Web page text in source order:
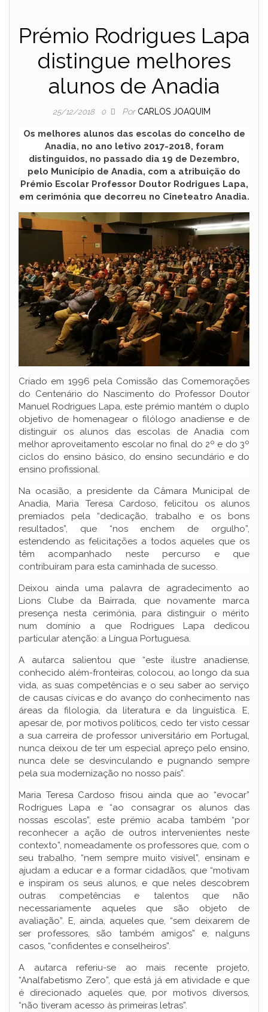
Prémio Rodrigues Lapa
distingue melhores
alunos de Anadia
25/12/2018 0 Por CARLOS JOAQUIM
Os melhores alunos das escolas do concelho de
Anadia, no ano letivo 2017-2018, foram
distinguidos, no passado dia 19 de Dezembro,
pelo Município de Anadia, com a atribuição do
Prémio Escolar Professor Doutor Rodrigues Lapa,
em cerimónia que decorreu no Cineteatro Anadia.
Criado em 1996 pela Comissão das Comemorações
do Centenário do Nascimento do Professor Doutor
Manuel Rodrigues Lapa, este prémio mantém o duplo
objetivo de homenagear o filólogo anadiense e de
distinguir os alunos das escolas de Anadia com
melhor aproveitamento escolar no final do 2º e do 3º
ciclos do ensino básico, do ensino secundário e do
ensino profissional.
Na ocasião, a presidente da Câmara Municipal de
Anadia, Maria Teresa Cardoso, felicitou os alunos
premiados pela “dedicação, trabalho e os bons
resultados”, que “nos enchem de orgulho”,
estendendo as felicitações a todos aqueles que os
têm acompanhado neste percurso e que
contribuíram para esta caminhada de sucesso.
Deixou ainda uma palavra de agradecimento ao
Lions Clube da Bairrada, que novamente marca
presença nesta cerimónia, para distinguir o mérito
num domínio a que Rodrigues Lapa dedicou
particular atenção: a Língua Portuguesa.
A autarca salientou que “este ilustre anadiense,
conhecido além-fronteiras, colocou, ao longo da sua
vida, as suas competências e o seu saber ao serviço
de causas cívicas e do avanço do conhecimento nas
áreas da filologia, da literatura e da linguística. E,
apesar de, por motivos políticos, cedo ter visto cessar
a sua carreira de professor universitário em Portugal,
nunca deixou de ter um especial apreço pelo ensino,
nunca dele se desvinculando e pugnando sempre
pela sua modernização no nosso país”.
Maria Teresa Cardoso frisou ainda que ao “evocar”
Rodrigues Lapa e “ao consagrar os alunos das
nossas escolas”, este prémio acaba também “por
reconhecer a ação de outros intervenientes neste
contexto”, nomeadamente os professores que, com o
seu trabalho, “nem sempre muito visível”, ensinam e
ajudam a educar e a formar cidadãos, que “motivam
e inspiram os seus alunos, e que neles descobrem
outras competências e talentos que não
necessariamente aqueles que são objeto de
avaliação”. E, ainda, aqueles que, “sem deixarem de
ser professores, são também amigos” e, nalguns
casos, “confidentes e conselheiros”.
A autarca referiu-se ao mais recente projeto,
“Analfabetismo Zero”, que está já em atividade e que
é direcionado aqueles que, por motivos diversos,
“não tiveram acesso às primeiras letras”.